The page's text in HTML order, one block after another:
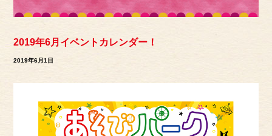
2019年6月イベントカレンダー！
2019年6月1日